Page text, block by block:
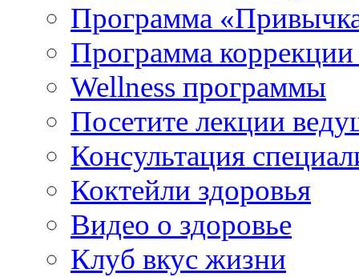
Программа
Программа коррекции
Wellness программы
Посетите лекции
Консультация
Коктейли здоровья
Видео о здоровье
Клуб вкус жизни